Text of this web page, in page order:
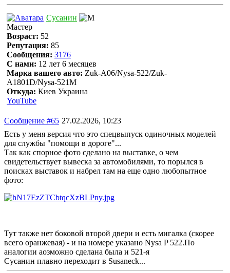
Сусанин
Мастер
Возраст: 52
Репутация: 85
Сообщения: 3176
С нами: 12 лет 6 месяцев
Марка вашего авто: Zuk-A06/Nysa-522/Zuk-
A1801D/Nysa-521M
Откуда: Киев Украина
YouTube
Сообщение #65 27.02.2026, 10:23
Есть у меня версия что это спецвыпуск одиночных моделей
для службы "помощи в дороге"...
Так как спорное фото сделано на выставке, о чем
свидетельствует вывеска за автомобилями, то порылся в
поисках выставок и набрел там на еще одно любопытное
фото:
Тут также нет боковой второй двери и есть мигалка (скорее
всего оранжевая) - и на номере указано Nysa P 522.По
аналогии аозможно сделана была и 521-я
Сусанин плавно переходит в Susaneck...